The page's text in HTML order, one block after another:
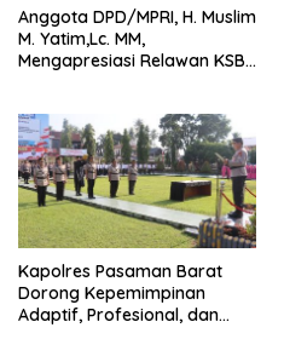
Anggota DPD/MPRI, H. Muslim
M. Yatim,Lc. MM,
Mengapresiasi Relawan KSB
Bencana
Kapolres Pasaman Barat
Dorong Kepemimpinan
Adaptif, Profesional, dan